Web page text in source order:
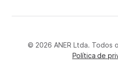
© 2026 ANER Ltda. Todos
Política de